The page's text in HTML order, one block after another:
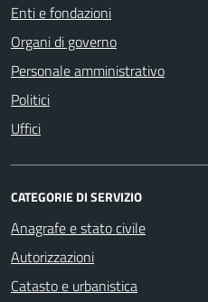
Enti e fondazioni
Organi di governo
Personale amministrativo
Politici
Uffici
CATEGORIE DI SERVIZIO
Anagrafe e stato civile
Autorizzazioni
Catasto e urbanistica